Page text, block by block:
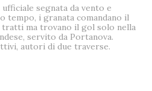
segnata da vento e
tempo, i granata comandano il
ma trovano il gol solo nella
servito da Portanova.
autori di due traverse.